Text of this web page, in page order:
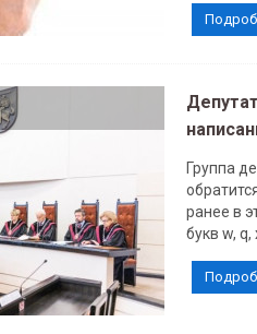
Группа
ранее в
букв w, q,